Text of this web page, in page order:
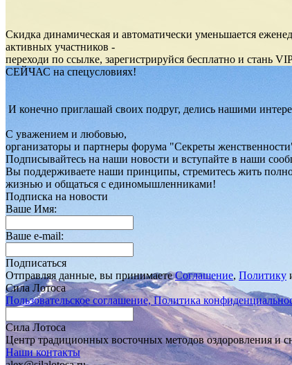
Скидка динамическая и автоматически уменьшается
активных участников -
переходи по ссылке, зарегистрируйся бесплатно и стань
СЕЙЧАС на спецусловиях!
И конечно приглашай своих подруг, делись нашими
С уважением и любовью,
организаторы и партнеры форума "Секреты
Подписывайтесь на наши новости и вступайте в наши
Вы поддерживаете наши принципы, стремитесь жить
жизнью и общаться с единомышленниками!
Подписка на новости
Ваше Имя:
Ваше e-mail:
Подписаться
Отправляя данные, вы принимаетеСоглашение, Политику
Сила Лотоса
Пользовательское соглашение, Политика
Сила Лотоса
Центр традиционных восточных методов оздоровления и
Наши контакты